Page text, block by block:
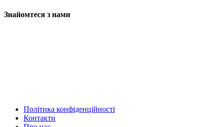
Знайомтеся з нами
Політика конфіденційності
Контакти